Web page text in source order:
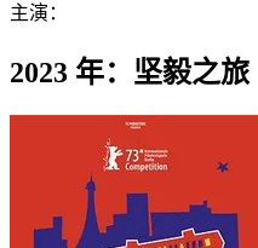
主演：
2023 年：坚毅之旅